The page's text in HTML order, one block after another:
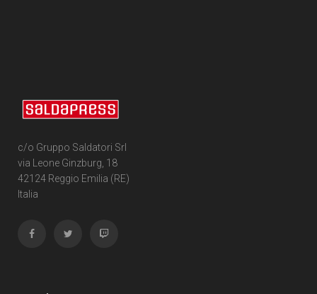
c/o Gruppo Saldatori Srl
via Leone Ginzburg, 18
42124 Reggio Emilia (RE)
Italia